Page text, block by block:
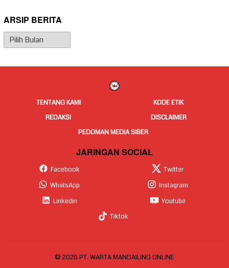
ARSIP BERITA
Arsip
Berita
TENTANG KAMI
KODE ETIK
REDAKSI
DISCLAIMER
PEDOMAN MEDIA SIBER
JARINGAN SOCIAL
Facebook
Twitter
WhatsApp
Instagram
Linkedin
Youtube
Tiktok
© 2026 PT. WARTA MANDAILING ONLINE